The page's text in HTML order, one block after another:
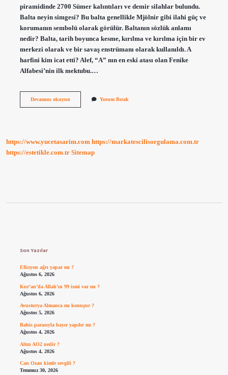
piramidinde 2700 Sümer kalıntıları ve demir silahlar bulundu.
Balta neyin simgesi? Bu balta genellikle Mjölnir gibi ilahi güç ve
korumanın sembolü olarak görülür. Baltanın sözlük anlamı
nedir? Balta, tarih boyunca kesme, kırılma ve kırılma için bir ev
merkezi olarak ve bir savaş enstrümanı olarak kullanıldı. A
harfini kim icat etti? Alef, “A” nın en eski atası olan Fenike
Alfabesi’nin ilk mektubu.…
Devamını okuyunBalta
Yorum Bırak
https://www.yucetasarim.com https://markatescilisorgulama.com.tr
https://estetikle.com.tr Sitemap
Son Yazılar
Efüzyon ağrı yapar mı ?
Ağustos 6, 2026
Kur’an’da Allah’ın 99 ismi var mı ?
Ağustos 6, 2026
Avusturya Almanca mı konuşur ?
Ağustos 5, 2026
Bahis parasıyla hayır yapılır mı ?
Ağustos 4, 2026
Altın AO2 nedir ?
Ağustos 4, 2026
Can Ozan kimle sevgili ?
Temmuz 30, 2026